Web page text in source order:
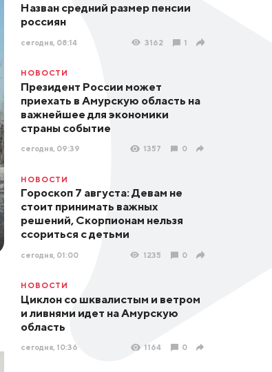
Назван средний размер пенсии
россиян
сегодня, 08:14 3162 1
НОВОСТИ
Президент России может
приехать в Амурскую область на
важнейшее для экономики
страны событие
сегодня, 09:39 1357 0
НОВОСТИ
Гороскоп 7 августа: Девам не
стоит принимать важных
решений, Скорпионам нельзя
ссориться с детьми
сегодня, 01:00 1235 0
НОВОСТИ
Циклон со шквалистым и ветром
и ливнями идет на Амурскую
область
сегодня, 10:36 1164 0